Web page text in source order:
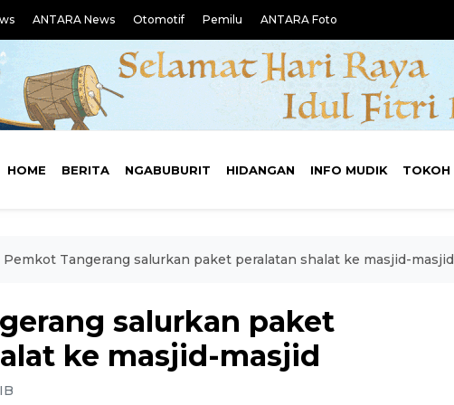
ANTARA News Otomotif Pemilu ANTARA Foto
HOME BERITA NGABUBURIT HIDANGAN INFO MUDIK TOKOH
Pemkot Tangerang salurkan paket peralatan shalat ke masjid-masjid
salurkan paket
ke masjid-masjid